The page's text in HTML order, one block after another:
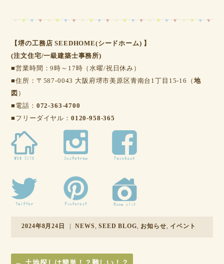
【堺の工務店 SEEDHOME(シードホーム) 】
(注文住宅/一級建築士事務所)
■営業時間：9時～17時（水曜/祝日休み）
■住所：〒587-0043 大阪府堺市美原区青南台1丁目15-16（ 地
図 ）
■電話： 072-363-4700
■フリーダイヤル： 0120-958-365
2024年8月24日 NEWS,SEED BLOG, お知らせ, イベント